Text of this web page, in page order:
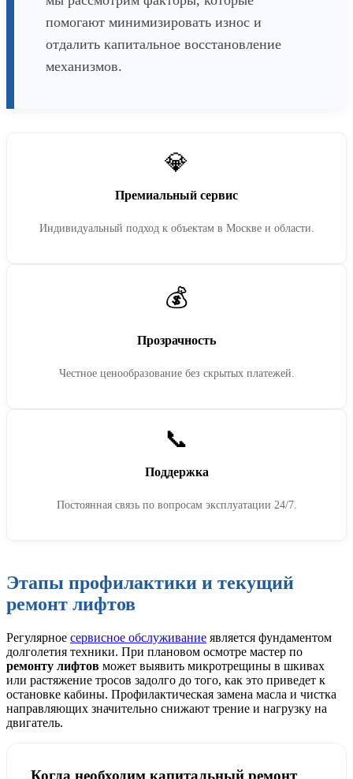
помогают минимизировать износ и
отдалить капитальное восстановление
механизмов.
💎
Премиальный сервис
Индивидуальный подход к объектам в Москве и области.
💰
Прозрачность
Честное ценообразование без скрытых платежей.
📞
Поддержка
Постоянная связь по вопросам эксплуатации 24/7.
Этапы профилактики и текущий
ремонт лифтов
Регулярное сервисное обслуживание является фундаментом
долголетия техники. При плановом осмотре мастер по
ремонту лифтов может выявить микротрещины в шкивах
или растяжение тросов задолго до того, как это приведет к
остановке кабины. Профилактическая замена масла и чистка
направляющих значительно снижают трение и нагрузку на
двигатель.
Когда необходим капитальный ремонт